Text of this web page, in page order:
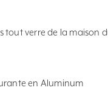
tout verre de la maison
en Aluminum